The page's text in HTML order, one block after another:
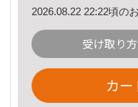
2026.08.22 22:22頃の
受け取り
カー